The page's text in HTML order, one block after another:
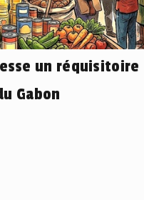
un réquisitoire
Gabon